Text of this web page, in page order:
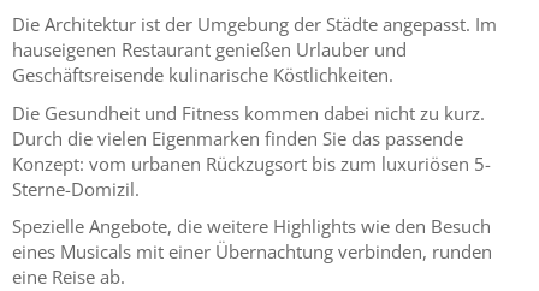
Die Architektur ist der Umgebung der Städte angepasst. Im
hauseigenen Restaurant genießen Urlauber und
Geschäftsreisende kulinarische Köstlichkeiten.
Die Gesundheit und Fitness kommen dabei nicht zu kurz.
Durch die vielen Eigenmarken finden Sie das passende
Konzept: vom urbanen Rückzugsort bis zum luxuriösen 5-
Sterne-Domizil.
Spezielle Angebote, die weitere Highlights wie den Besuch
eines Musicals mit einer Übernachtung verbinden, runden
eine Reise ab.